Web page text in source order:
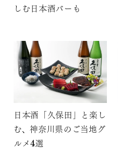
しむ日本酒バーも
日本酒「久保田」と楽し
む、神奈川県のご当地グ
ルメ4選